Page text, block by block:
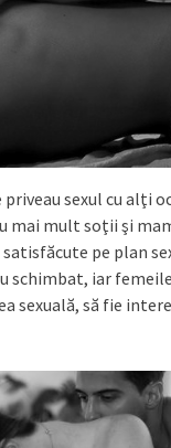
sexul cu alţi
mai mult soţii şi
pe plan
iar femeile
sexuală, să fie